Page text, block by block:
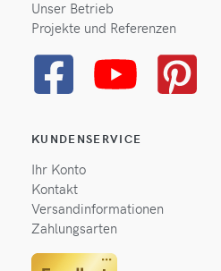
Unser Betrieb
Projekte und Referenzen
KUNDENSERVICE
Ihr Konto
Kontakt
Versandinformationen
Zahlungsarten